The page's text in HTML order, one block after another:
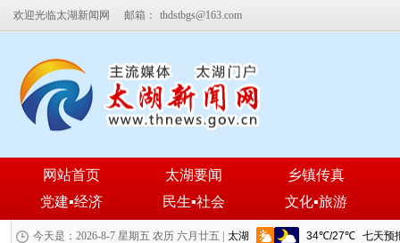
欢迎光临太湖新闻网 邮箱： thdstbgs@163.com
网站首页 太湖要闻
乡镇传真
党建▪经济
民生▪社会 文化▪旅游
今天是：2026-8-7 星期五 农历 六月廿五 |